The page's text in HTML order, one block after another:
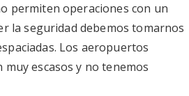
permiten operaciones con un
la seguridad debemos tomarnos
Los aeropuertos
escasos y no tenemos